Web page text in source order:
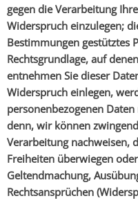
gegen die Verarbeitung
Widerspruch einzulegen;
Bestimmungen gestütztes
Rechtsgrundlage, auf
entnehmen Sie dieser
Widerspruch einlegen,
personenbezogenen
denn, wir können
Verarbeitung nachweisen,
Freiheiten überwiegen
Geltendmachung,
Rechtsansprüchen